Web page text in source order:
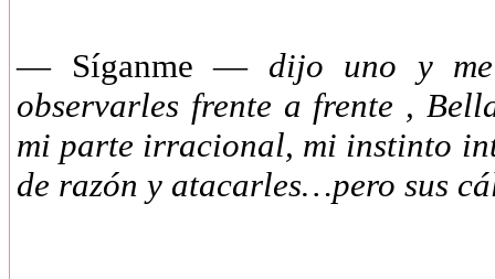
— Síganme —dijo uno y me
observarles frente a frente ,
mi parte irracional, mi instinto
de razón y atacarles…pero sus